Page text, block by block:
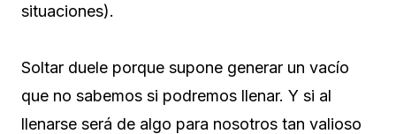
situaciones).
Soltar duele porque supone generar un vacío
que no sabemos si podremos llenar. Y si al
llenarse será de algo para nosotros tan valioso